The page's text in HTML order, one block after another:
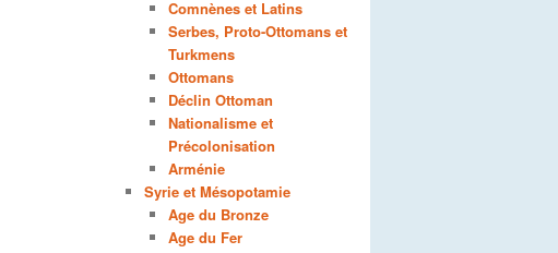
Comnènes et Latins
Serbes, Proto-Ottomans et
Turkmens
Ottomans
Déclin Ottoman
Nationalisme et
Précolonisation
Arménie
Syrie et Mésopotamie
Age du Bronze
Age du Fer